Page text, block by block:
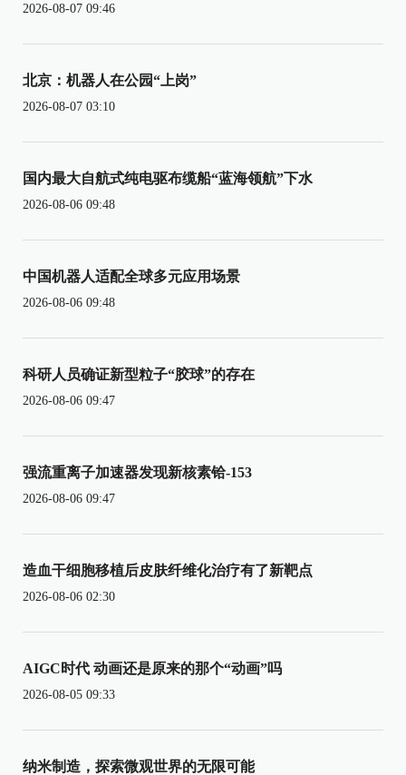
2026-08-07 09:46
北京：机器人在公园“上岗”
2026-08-07 03:10
国内最大自航式纯电驱布缆船“蓝海领航”下水
2026-08-06 09:48
中国机器人适配全球多元应用场景
2026-08-06 09:48
科研人员确证新型粒子“胶球”的存在
2026-08-06 09:47
强流重离子加速器发现新核素铪-153
2026-08-06 09:47
造血干细胞移植后皮肤纤维化治疗有了新靶点
2026-08-06 02:30
AIGC时代 动画还是原来的那个“动画”吗
2026-08-05 09:33
纳米制造，探索微观世界的无限可能